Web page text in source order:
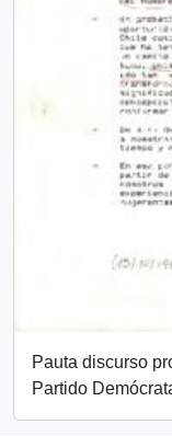
Pauta discurso
Partido